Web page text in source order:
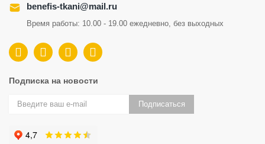
benefis-tkani@mail.ru
Время работы: 10.00 - 19.00 ежедневно, без выходных
Подписка на новости
Подписаться